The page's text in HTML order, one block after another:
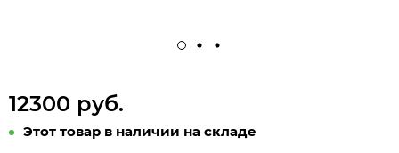
12300 руб.
Этот товар в наличии на складе